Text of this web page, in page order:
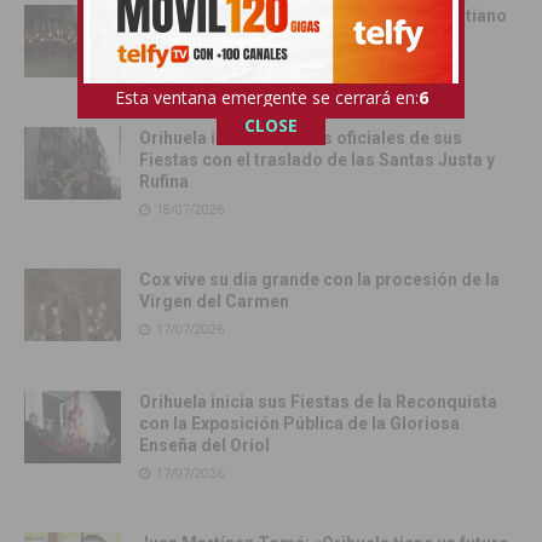
Cox se rinde al esplendor del Bando Cristiano
18/07/2026
Orihuela inicia los actos oficiales de sus
Fiestas con el traslado de las Santas Justa y
Rufina
18/07/2026
Cox vive su día grande con la procesión de la
Virgen del Carmen
17/07/2026
Orihuela inicia sus Fiestas de la Reconquista
con la Exposición Pública de la Gloriosa
Enseña del Oriol
17/07/2026
Esta ventana emergente se cerrará en:4
CLOSE